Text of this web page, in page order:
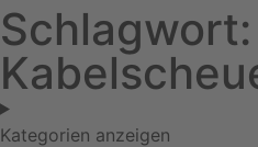
Schlagwort:
Kategorien anzeigen